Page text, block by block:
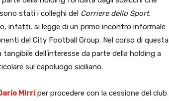
stati i colleghi del Corriere dello Sport.
infatti, si legge di un primo incontro informale
del City Football Group. Nel corso di questa
dell’interesse da parte della holding a
sul capoluogo siciliano.
Mirri per procedere con la cessione del club